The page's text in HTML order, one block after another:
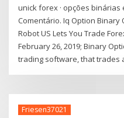
unick forex · opções binárias
Comentário. Iq Option Binary
Robot US Lets You Trade
February 26, 2019; Binary
trading software, that trades
Friesen37021